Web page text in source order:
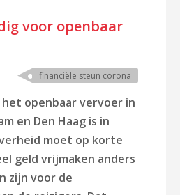
voor openbaar
financiële steun corona
openbaar vervoer in
en Den Haag is in
moet op korte
geld vrijmaken anders
zijn voor de